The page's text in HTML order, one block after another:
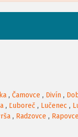
, Čamovce , Divín ,
, Ľuboreč , Lučenec ,
, Radzovce , Rapovce